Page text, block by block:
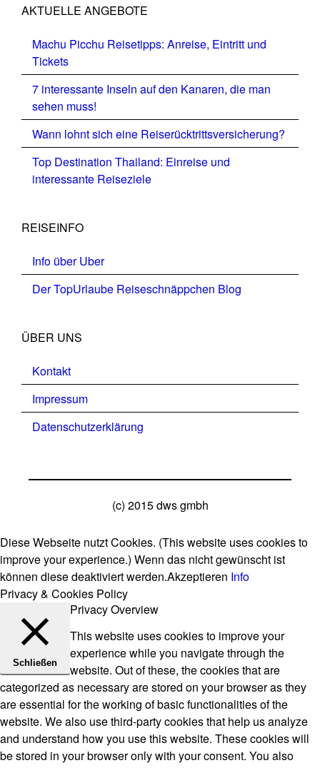
AKTUELLE ANGEBOTE
Machu Picchu Reisetipps: Anreise, Eintritt und
Tickets
7 interessante Inseln auf den Kanaren, die man
sehen muss!
Wann lohnt sich eine Reiserücktrittsversicherung?
Top Destination Thailand: Einreise und
interessante Reiseziele
REISEINFO
Info über Uber
Der TopUrlaube Reiseschnäppchen Blog
ÜBER UNS
Kontakt
Impressum
Datenschutzerklärung
(c) 2015 dws gmbh
Diese Webseite nutzt Cookies. (This website uses cookies to
improve your experience.) Wenn das nicht gewünscht ist
können diese deaktiviert werden.Akzeptieren Info
Privacy & Cookies Policy
Schließen
Privacy Overview
This website uses cookies to improve your
experience while you navigate through the
website. Out of these, the cookies that are
categorized as necessary are stored on your browser as they
are essential for the working of basic functionalities of the
website. We also use third-party cookies that help us analyze
and understand how you use this website. These cookies will
be stored in your browser only with your consent. You also